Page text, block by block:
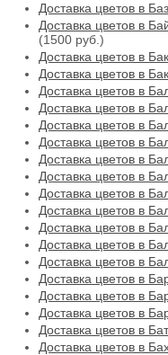
Доставка цветов в
Доставка цветов в
(1500 руб.)
Доставка цветов в
Доставка цветов в
Доставка цветов в
Доставка цветов в
Доставка цветов в
Доставка цветов в
Доставка цветов в
Доставка цветов в
Доставка цветов в
Доставка цветов в
Доставка цветов в
Доставка цветов в
Доставка цветов в
Доставка цветов в
Доставка цветов в
Доставка цветов в
Доставка цветов в
Доставка цветов в